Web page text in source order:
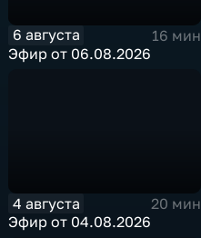
6 августа
16 мин
Эфир от 06.08.2026
4 августа
20 мин
Эфир от 04.08.2026